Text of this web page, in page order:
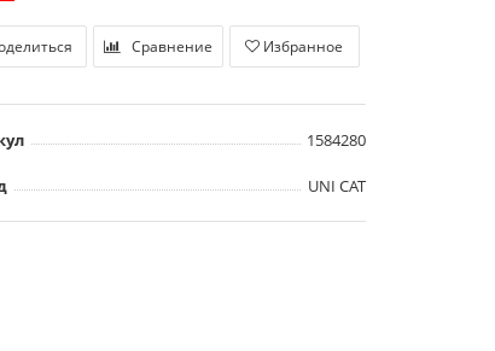
Сравнение Избранное
1584280
UNI CAT